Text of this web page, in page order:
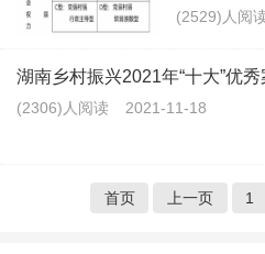
(2529)人阅
湖南乡村振兴2021年“十大”优
(2306)人阅读 2021-11-18
首页 上一页 1